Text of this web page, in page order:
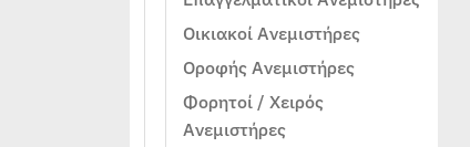
Οικιακοί Ανεμιστήρες
Οροφής Ανεμιστήρες
Φορητοί / Χειρός
Ανεμιστήρες